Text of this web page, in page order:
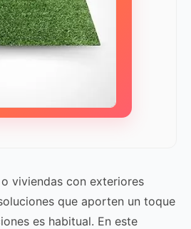
viviendas con exteriores
que aporten un toque
es habitual. En este